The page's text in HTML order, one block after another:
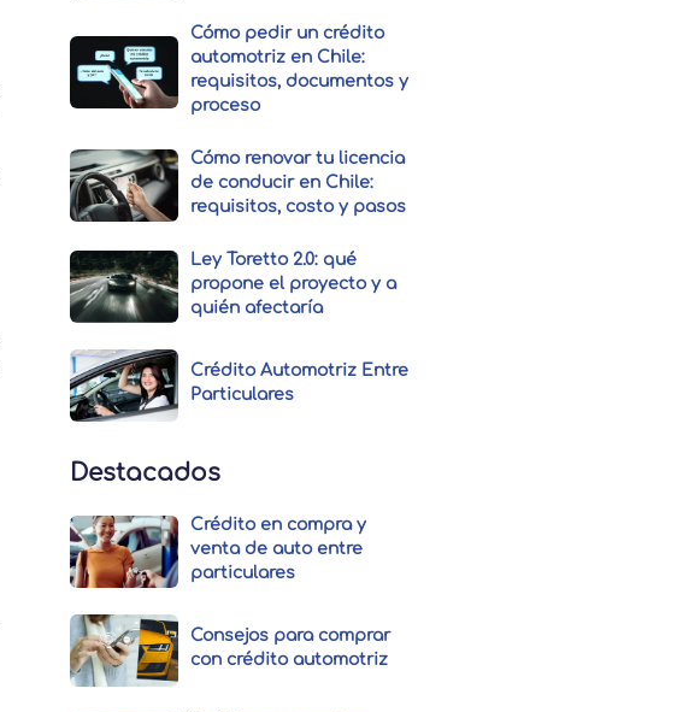
Cómo pedir un crédito
automotriz en Chile:
requisitos, documentos y
proceso
Cómo renovar tu licencia
de conducir en Chile:
requisitos, costo y pasos
Ley Toretto 2.0: qué
propone el proyecto y a
quién afectaría
Crédito Automotriz Entre
Particulares
Destacados
Crédito en compra y
venta de auto entre
particulares
Consejos para comprar
con crédito automotriz